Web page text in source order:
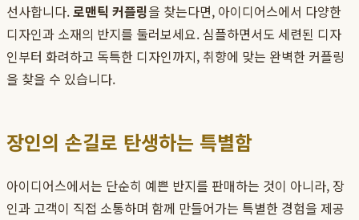
선사합니다.로맨틱 커플링을 찾는다면, 아이디어스에서 다양한
디자인과 소재의 반지를 둘러보세요. 심플하면서도 세련된 디자
인부터 화려하고 독특한 디자인까지, 취향에 맞는 완벽한 커플링
을 찾을 수 있습니다.
장인의 손길로 탄생하는 특별함
아이디어스에서는 단순히 예쁜 반지를 판매하는 것이 아니라, 장
인과 고객이 직접 소통하며 함께 만들어가는 특별한 경험을 제공